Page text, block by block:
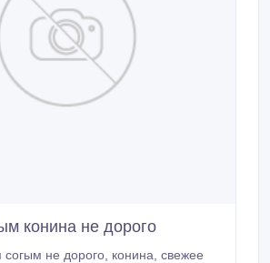
конина не дорого
дорого, конина, свежее